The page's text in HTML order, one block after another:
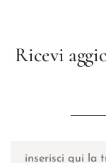
Ricevi